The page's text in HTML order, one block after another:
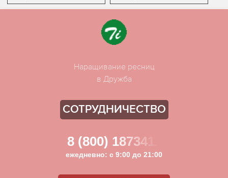
Наращивание ресниц
в Дружба
СОТРУДНИЧЕСТВО
8 (800) 1873411
ежедневно: с 9:00 до 21:00